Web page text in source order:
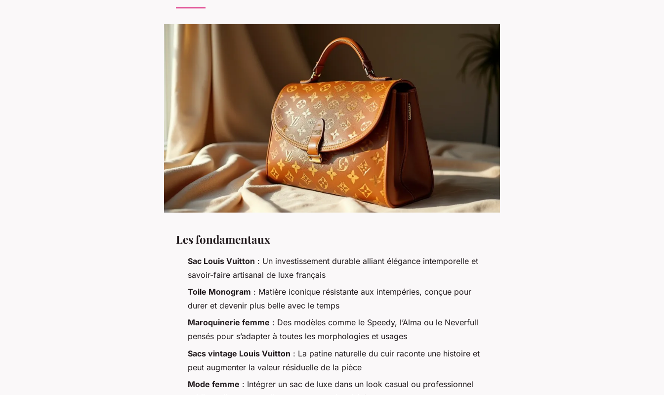
Les fondamentaux
Sac Louis Vuitton : Un investissement durable alliant élégance intemporelle et
savoir-faire artisanal de luxe français
Toile Monogram : Matière iconique résistante aux intempéries, conçue pour
durer et devenir plus belle avec le temps
Maroquinerie femme : Des modèles comme le Speedy, l’Alma ou le Neverfull
pensés pour s’adapter à toutes les morphologies et usages
Sacs vintage Louis Vuitton : La patine naturelle du cuir raconte une histoire et
peut augmenter la valeur résiduelle de la pièce
Mode femme : Intégrer un sac de luxe dans un look casual ou professionnel